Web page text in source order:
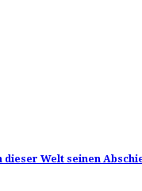
Welt seinen